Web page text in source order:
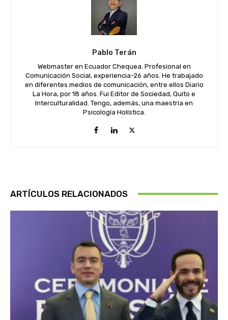
Pablo Terán
Webmaster en Ecuador Chequea. Profesional en
Comunicación Social, experiencia-26 años. He trabajado
en diferentes medios de comunicación, entre ellos Diario
La Hora, por 18 años. Fui Editor de Sociedad, Quito e
Interculturalidad. Tengo, además, una maestría en
Psicología Holística.
ARTÍCULOS RELACIONADOS